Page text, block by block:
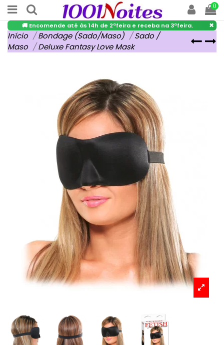
0
🚚 Encomende até às 14h de 2ªfeira e receba na 3ªfeira. ×
Início Bondage (Sado/Maso)
Sado /
Maso
Deluxe Fantasy Love Mask